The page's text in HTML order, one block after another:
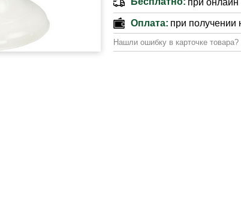
при онлайн
Оплата: при получении
Нашли ошибку в карточке товара?